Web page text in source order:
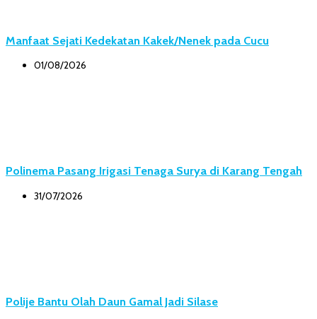
Manfaat Sejati Kedekatan Kakek/Nenek pada Cucu
01/08/2026
Polinema Pasang Irigasi Tenaga Surya di Karang Tengah
31/07/2026
Polije Bantu Olah Daun Gamal Jadi Silase